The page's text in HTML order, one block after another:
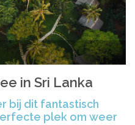
in Sri Lanka
bij dit fantastisch
plek om weer